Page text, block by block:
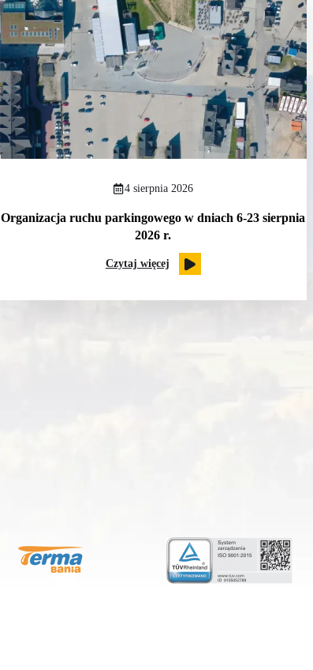
4 sierpnia 2026
Organizacja ruchu parkingowego w dniach 6-23 sierpnia
2026 r.
Czytaj więcej